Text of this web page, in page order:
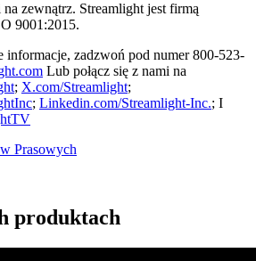
zewnątrz. Streamlight jest firmą
9001:2015.
informacje, zadzwoń pod numer 800-523-
Lub połącz się z nami na
; X.com/Streamlight;
; Linkedin.com/Streamlight-Inc.; I
Prasowych
produktach